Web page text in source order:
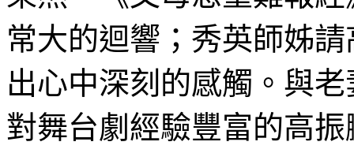
常大的迴響；秀英師姊
出心中深刻的感觸。與
對舞台劇經驗豐富的高